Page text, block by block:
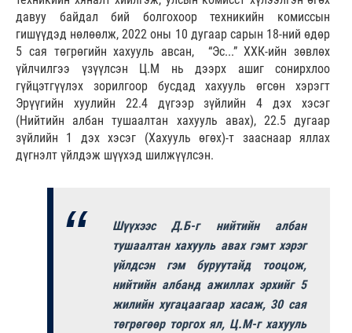
давуу байдал бий болгохоор техникийн комиссын
гишүүдэд нөлөөлж, 2022 оны 10 дугаар сарын 18-ний өдөр
5 сая төгрөгийн хахууль авсан, “Эс...” ХХК-ийн зөвлөх
үйлчилгээ үзүүлсэн Ц.М нь дээрх ашиг сонирхлоо
гүйцэтгүүлэх зорилгоор бусдад хахууль өгсөн хэрэгт
Эрүүгийн хуулийн 22.4 дүгээр зүйлийн 4 дэх хэсэг
(Нийтийн албан тушаалтан хахууль авах), 22.5 дугаар
зүйлийн 1 дэх хэсэг (Хахууль өгөх)-т зааснаар яллах
дүгнэлт үйлдэж шүүхэд шилжүүлсэн.
Шүүхээс Д.Б-г нийтийн албан
тушаалтан хахууль авах гэмт хэрэг
үйлдсэн гэм буруутайд тооцож,
нийтийн албанд ажиллах эрхийг 5
жилийн хугацаагаар хасаж, 30 сая
төгрөгөөр торгох ял, Ц.М-г хахууль